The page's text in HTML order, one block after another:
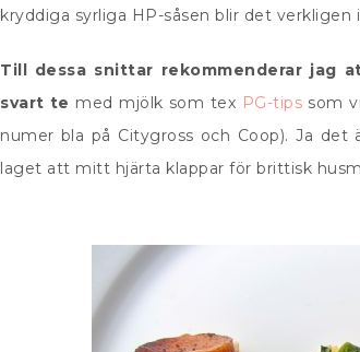
kryddiga syrliga HP-såsen blir det verkligen
Till dessa snittar rekommenderar
svart te med mjölk som tex PG-tips som
numer bla på Citygross och Coop). Ja
laget att mitt hjärta klappar för brittisk